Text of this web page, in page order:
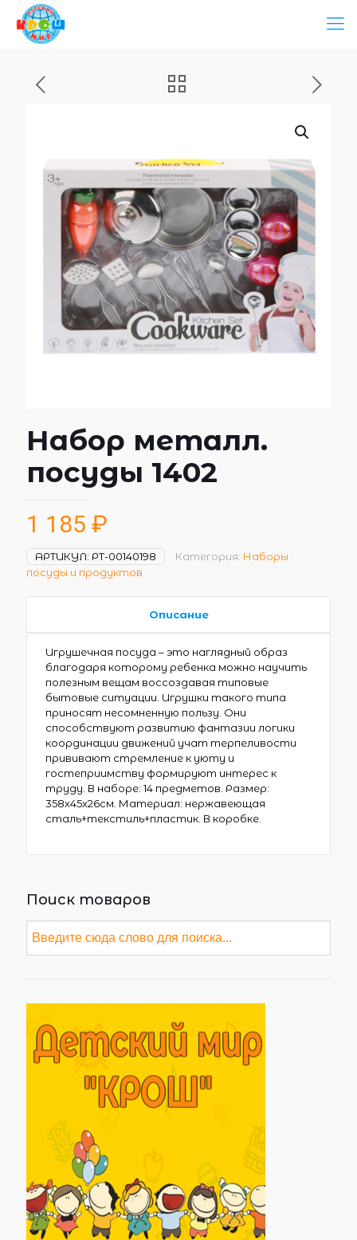
Набор металл.
посуды 1402
1 185 ₽
АРТИКУЛ: РТ-00140198 Категория: Наборы
посуды и продуктов
Описание
Игрушечная посуда – это наглядный образ
благодаря которому ребенка можно научить
полезным вещам воссоздавая типовые
бытовые ситуации. Игрушки такого типа
приносят несомненную пользу. Они
способствуют развитию фантазии логики
координации движений учат терпеливости
прививают стремление к уюту и
гостеприимству формируют интерес к
труду. В наборе: 14 предметов. Размер:
358х45х26см. Материал: нержавеющая
сталь+текстиль+пластик. В коробке.
Поиск товаров